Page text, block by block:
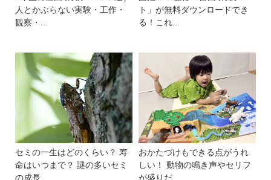
人とかぶらない実験・工作・
観察・...
ト」が無料ダウンロードでき
る！これ...
セミの一生はどのくらい？ 寿
命はいつまで？ 謎の多いセミ
の成長...
おかたづけもできる点がうれ
しい！ 動物の鳴き声やセリフ
が盛りだ...